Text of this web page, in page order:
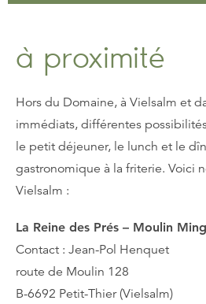
à proximité
Hors du Domaine, à Vielsalm et
immédiats, différentes
le petit déjeuner, le lunch et le
gastronomique à la friterie. Voici
Vielsalm :
La Reine des Prés – Moulin
Contact : Jean-Pol Henquet
route de Moulin 128
B-6692 Petit-Thier (Vielsalm)